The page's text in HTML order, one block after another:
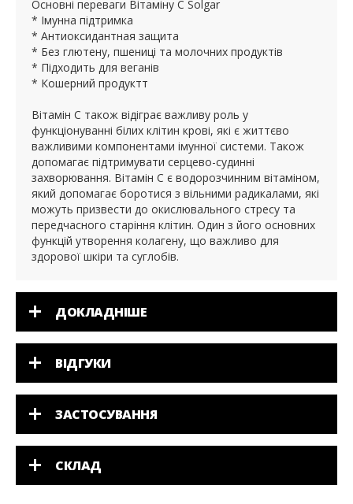
Основні переваги Вітаміну C Solgar
* Імунна підтримка
* Антиоксидантная защита
* Без глютену, пшениці та молочних продуктів
* Підходить для веганів
* Кошерний продуктт
Вітамін С також відіграє важливу роль у
функціонуванні білих клітин крові, які є життєво
важливими компонентами імунної системи. Також
допомагає підтримувати серцево-судинні
захворювання. Вітамін С є водорозчинним вітаміном,
який допомагає боротися з вільними радикалами, які
можуть призвести до окислювального стресу та
передчасного старіння клітин. Один з його основних
функцій утворення колагену, що важливо для
здорової шкіри та суглобів.
ДОКЛАДНІШЕ
ВІДГУКИ
ЗАСТОСУВАННЯ
СКЛАД